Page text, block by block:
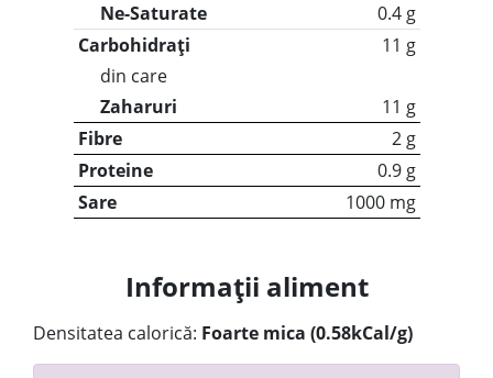
Ne-Saturate
0.4 g
Carbohidrați
11 g
din care
Zaharuri
11 g
Fibre
2 g
Proteine
0.9 g
Sare
1000 mg
Informații aliment
Densitatea calorică: Foarte mica (0.58kCal/g)